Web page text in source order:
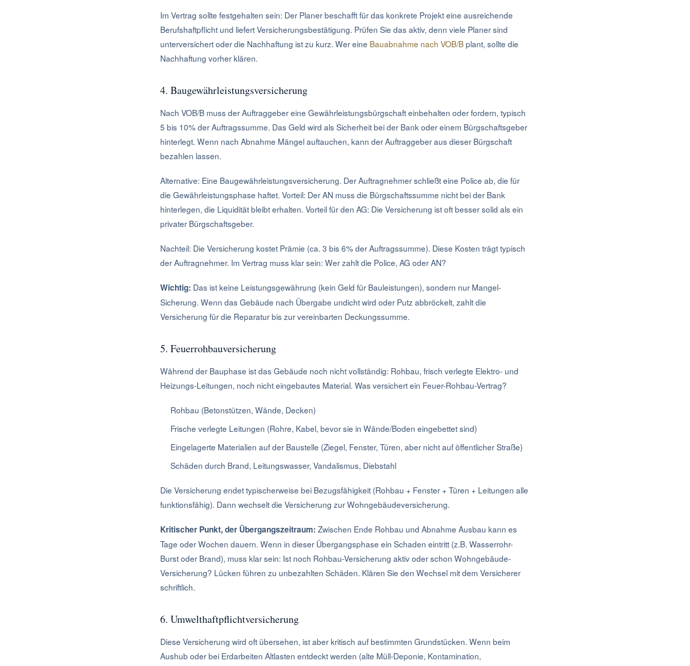
Im Vertrag sollte festgehalten sein: Der Planer beschafft für das konkrete Projekt eine ausreichende
Berufshaftpflicht und liefert Versicherungsbestätigung. Prüfen Sie das aktiv, denn viele Planer sind
unterversichert oder die Nachhaftung ist zu kurz. Wer eine Bauabnahme nach VOB/Bplant, sollte die
Nachhaftung vorher klären.
4. Baugewährleistungsversicherung
Nach VOB/B muss der Auftraggeber eine Gewährleistungsbürgschaft einbehalten oder fordern, typisch
5 bis 10% der Auftragssumme. Das Geld wird als Sicherheit bei der Bank oder einem Bürgschaftsgeber
hinterlegt. Wenn nach Abnahme Mängel auftauchen, kann der Auftraggeber aus dieser Bürgschaft
bezahlen lassen.
Alternative: Eine Baugewährleistungsversicherung. Der Auftragnehmer schließt eine Police ab, die für
die Gewährleistungsphase haftet. Vorteil: Der AN muss die Bürgschaftssumme nicht bei der Bank
hinterlegen, die Liquidität bleibt erhalten. Vorteil für den AG: Die Versicherung ist oft besser solid als ein
privater Bürgschaftsgeber.
Nachteil: Die Versicherung kostet Prämie (ca. 3 bis 6% der Auftragssumme). Diese Kosten trägt typisch
der Auftragnehmer. Im Vertrag muss klar sein: Wer zahlt die Police, AG oder AN?
Wichtig: Das ist keine Leistungsgewährung (kein Geld für Bauleistungen), sondern nur Mangel-
Sicherung. Wenn das Gebäude nach Übergabe undicht wird oder Putz abbröckelt, zahlt die
Versicherung für die Reparatur bis zur vereinbarten Deckungssumme.
5. Feuerrohbauversicherung
Während der Bauphase ist das Gebäude noch nicht vollständig: Rohbau, frisch verlegte Elektro- und
Heizungs-Leitungen, noch nicht eingebautes Material. Was versichert ein Feuer-Rohbau-Vertrag?
Rohbau (Betonstützen, Wände, Decken)
Frische verlegte Leitungen (Rohre, Kabel, bevor sie in Wände/Boden eingebettet sind)
Eingelagerte Materialien auf der Baustelle (Ziegel, Fenster, Türen, aber nicht auf öffentlicher Straße)
Schäden durch Brand, Leitungswasser, Vandalismus, Diebstahl
Die Versicherung endet typischerweise bei Bezugsfähigkeit (Rohbau + Fenster + Türen + Leitungen alle
funktionsfähig). Dann wechselt die Versicherung zur Wohngebäudeversicherung.
Kritischer Punkt, der Übergangszeitraum: Zwischen Ende Rohbau und Abnahme Ausbau kann es
Tage oder Wochen dauern. Wenn in dieser Übergangsphase ein Schaden eintritt (z.B. Wasserrohr-
Burst oder Brand), muss klar sein: Ist noch Rohbau-Versicherung aktiv oder schon Wohngebäude-
Versicherung? Lücken führen zu unbezahlten Schäden. Klären Sie den Wechsel mit dem Versicherer
schriftlich.
6. Umwelthaftpflichtversicherung
Diese Versicherung wird oft übersehen, ist aber kritisch auf bestimmten Grundstücken. Wenn beim
Aushub oder bei Erdarbeiten Altlasten entdeckt werden (alte Müll-Deponie, Kontamination,